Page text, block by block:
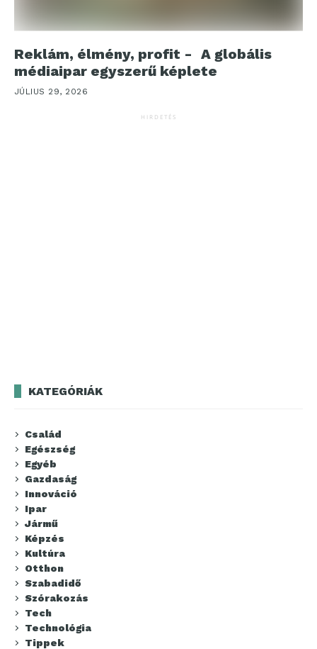
Reklám, élmény, profit - A globális
médiaipar egyszerű képlete
JÚLIUS 29, 2026
HIRDETÉS
KATEGÓRIÁK
Család
Egészség
Egyéb
Gazdaság
Innováció
Ipar
Jármű
Képzés
Kultúra
Otthon
Szabadidő
Szórakozás
Tech
Technológia
Tippek